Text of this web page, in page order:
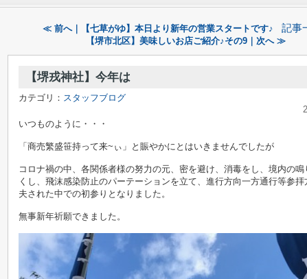
≪ 前へ｜【七草がゆ】本日より新年の営業スタートです♪ 記事
【堺市北区】美味しいお店ご紹介♪その9｜次へ ≫
【堺戎神社】今年は
カテゴリ： スタッフブログ
いつものように・・・
「商売繁盛笹持って来~ぃ」と賑やかにとはいきませんでしたが
コロナ禍の中、各関係者様の努力の元、密を避け、消毒をし、境内の鳴
くし、飛沫感染防止のパーテーションを立て、進行方向一方通行等参拝
夫された中での初参りとなりました。
無事新年祈願できました。